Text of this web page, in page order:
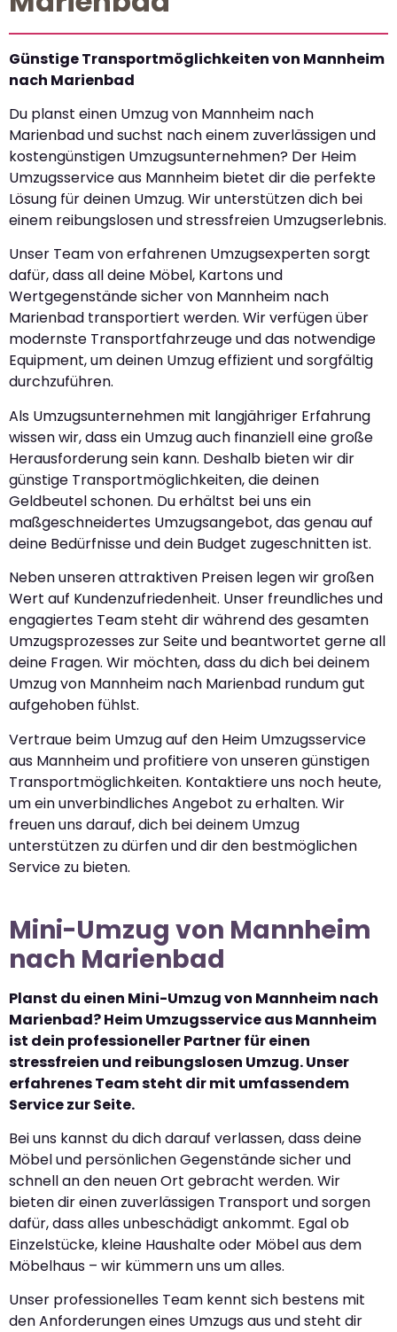
Günstige Transportmöglichkeiten von Mannheim
nach Marienbad
Du planst einen Umzug von Mannheim nach
Marienbad und suchst nach einem zuverlässigen und
kostengünstigen Umzugsunternehmen? Der Heim
Umzugsservice aus Mannheim bietet dir die perfekte
Lösung für deinen Umzug. Wir unterstützen dich bei
einem reibungslosen und stressfreien Umzugserlebnis.
Unser Team von erfahrenen Umzugsexperten sorgt
dafür, dass all deine Möbel, Kartons und
Wertgegenstände sicher von Mannheim nach
Marienbad transportiert werden. Wir verfügen über
modernste Transportfahrzeuge und das notwendige
Equipment, um deinen Umzug effizient und sorgfältig
durchzuführen.
Als Umzugsunternehmen mit langjähriger Erfahrung
wissen wir, dass ein Umzug auch finanziell eine große
Herausforderung sein kann. Deshalb bieten wir dir
günstige Transportmöglichkeiten, die deinen
Geldbeutel schonen. Du erhältst bei uns ein
maßgeschneidertes Umzugsangebot, das genau auf
deine Bedürfnisse und dein Budget zugeschnitten ist.
Neben unseren attraktiven Preisen legen wir großen
Wert auf Kundenzufriedenheit. Unser freundliches und
engagiertes Team steht dir während des gesamten
Umzugsprozesses zur Seite und beantwortet gerne all
deine Fragen. Wir möchten, dass du dich bei deinem
Umzug von Mannheim nach Marienbad rundum gut
aufgehoben fühlst.
Vertraue beim Umzug auf den Heim Umzugsservice
aus Mannheim und profitiere von unseren günstigen
Transportmöglichkeiten. Kontaktiere uns noch heute,
um ein unverbindliches Angebot zu erhalten. Wir
freuen uns darauf, dich bei deinem Umzug
unterstützen zu dürfen und dir den bestmöglichen
Service zu bieten.
Mini-Umzug von Mannheim
nach Marienbad
Planst du einen Mini-Umzug von Mannheim nach
Marienbad? Heim Umzugsservice aus Mannheim
ist dein professioneller Partner für einen
stressfreien und reibungslosen Umzug. Unser
erfahrenes Team steht dir mit umfassendem
Service zur Seite.
Bei uns kannst du dich darauf verlassen, dass deine
Möbel und persönlichen Gegenstände sicher und
schnell an den neuen Ort gebracht werden. Wir
bieten dir einen zuverlässigen Transport und sorgen
dafür, dass alles unbeschädigt ankommt. Egal ob
Einzelstücke, kleine Haushalte oder Möbel aus dem
Möbelhaus – wir kümmern uns um alles.
Unser professionelles Team kennt sich bestens mit
den Anforderungen eines Umzugs aus und steht dir